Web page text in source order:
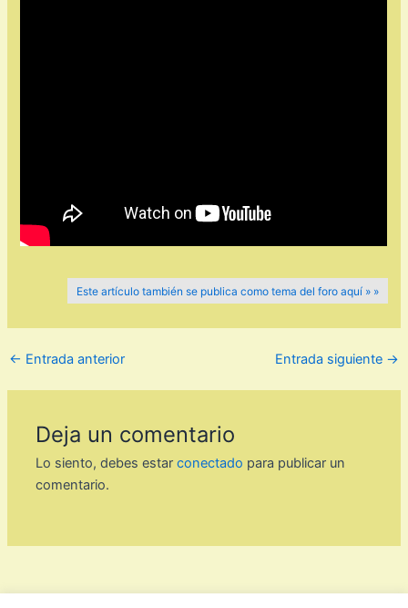
Este artículo también se publica como tema del foro aquí » »
← Entrada anterior Entrada siguiente →
Deja un comentario
Lo siento, debes estarconectado para publicar un
comentario.